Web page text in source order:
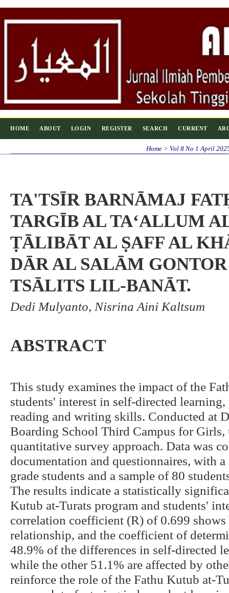
HOME ABOUT LOGIN REGISTER SEARCH CURRENT
Home> Vol 8 No 1 April
TA'TSĪR BARNĀMAJ
TARGĪB AL TA‘ALLUM
ṬĀLIBĀT AL ṢAFF AL
DĀR AL SALĀM
TSĀLITS LIL-BANĀT.
Dedi Mulyanto, Nisrina Aini Kaltsum
ABSTRACT
This study examines the impact of the
students' interest in self-directed
reading and writing skills. Conducted at
Boarding School Third Campus for Girls,
quantitative survey approach. Data was
documentation and questionnaires, with
grade students and a sample of 80
The results indicate a statistically
Kutub at-Turats program and students'
correlation coefficient (R) of 0.699
relationship, and the coefficient of
48.9% of the differences in self-directed
while the other 51.1% are affected by
reinforce the role of the Fathu Kutub at-